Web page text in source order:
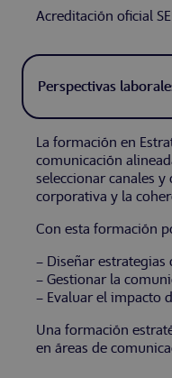
Acreditación oficial
Perspectivas
La formación en
comunicación
seleccionar canales
corporativa y la
Con esta formación
– Diseñar
– Gestionar la
– Evaluar el impacto
Una formación
en áreas de